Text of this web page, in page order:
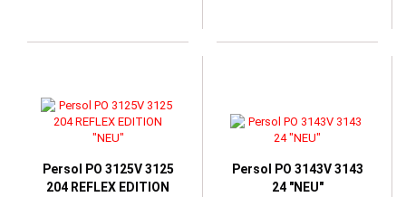
Persol PO 3125V 3125
204 REFLEX EDITION
Persol PO 3143V 3143
24 "NEU"